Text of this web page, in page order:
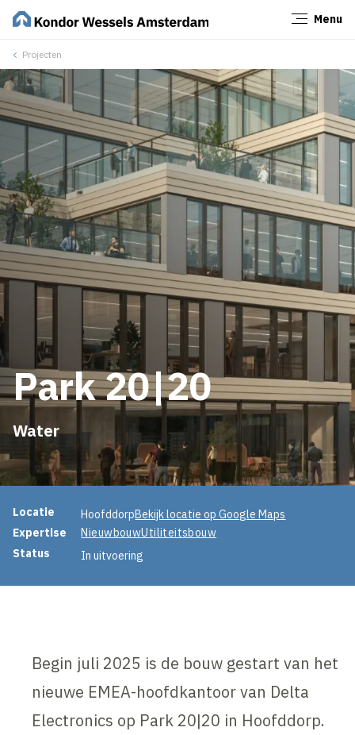
Menu
Projecten
Park 20|20
Water
Projectinformatie
Locatie HoofddorpBekijk locatie op Google Maps
Expertise
NieuwbouwUtiliteitsbouw
Status
In uitvoering
Begin juli 2025 is de bouw gestart van het
nieuwe EMEA-hoofdkantoor van Delta
Electronics op Park 20|20 in Hoofddorp.
Sluiten